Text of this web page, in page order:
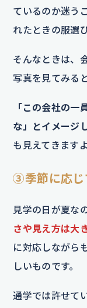
ているのか迷う
れたときの服選
そんなときは、
写真を見てみる
「この会社の一
な」とイメージ
も見えてきますよ
③季節に応じ
見学の日が夏な
さや見え方は大
に対応しながら
しいものです。
通学では許せて